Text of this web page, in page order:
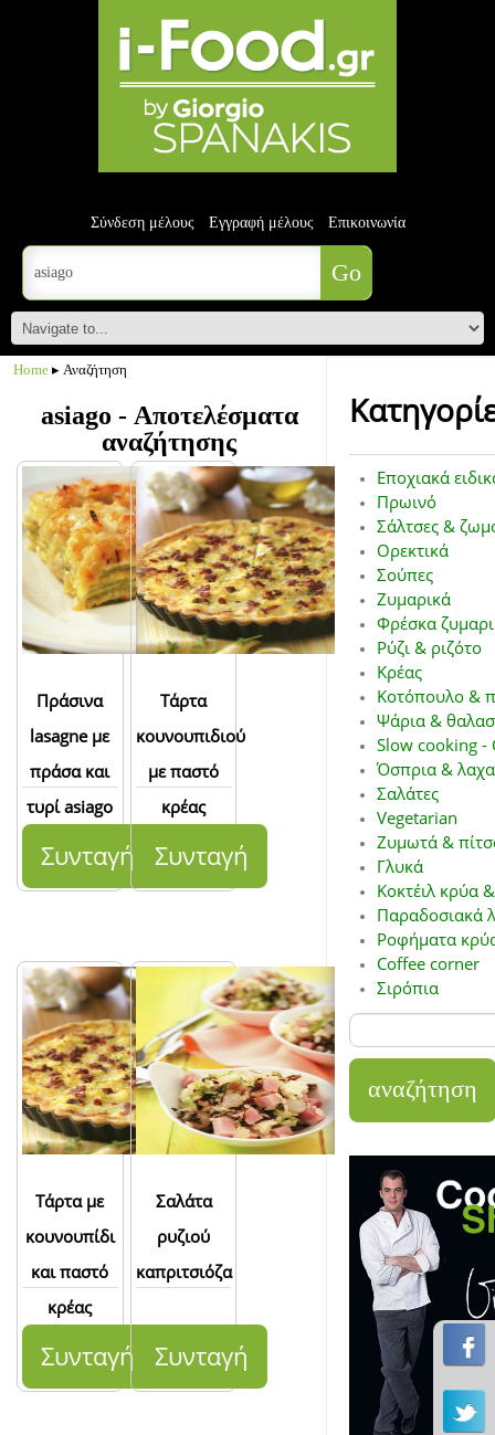
Σύνδεση μέλους Εγγραφή μέλους Επικοινωνία
Home ▸ Αναζήτηση
asiago - Αποτελέσματα
αναζήτησης
Πράσινα
lasagne με
πράσα και
τυρί asiago
Συνταγή
Τάρτα
κουνουπιδιού
με παστό
κρέας
Συνταγή
Τάρτα με
κουνουπίδι
και παστό
κρέας
Συνταγή
Σαλάτα
ρυζιού
καπριτσιόζα
Συνταγή
Εποχιακά
Πρωινό
Σάλτσες &
Ορεκτικά
Σούπες
Ζυμαρικά
Φρέσκα
Ρύζι & ριζότο
Κρέας
Κοτόπουλο &
Ψάρια &
Slow cooking -
Όσπρια &
Σαλάτες
Vegetarian
Ζυμωτά &
Γλυκά
Κοκτέιλ κρύα
Παραδοσιακά
Ροφήματα
Coffee corner
Σιρόπια